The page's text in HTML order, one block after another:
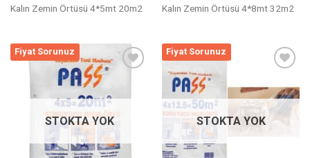
Kalın Zemin Örtüsü 4*5mt 20m2 Kalın Zemin Örtüsü 4*8mt 32m2
Fiyat Sorunuz
Ekle
STOKTA YOK
Fiyat Sorunuz
Listeme
Ekle
STOKTA YOK